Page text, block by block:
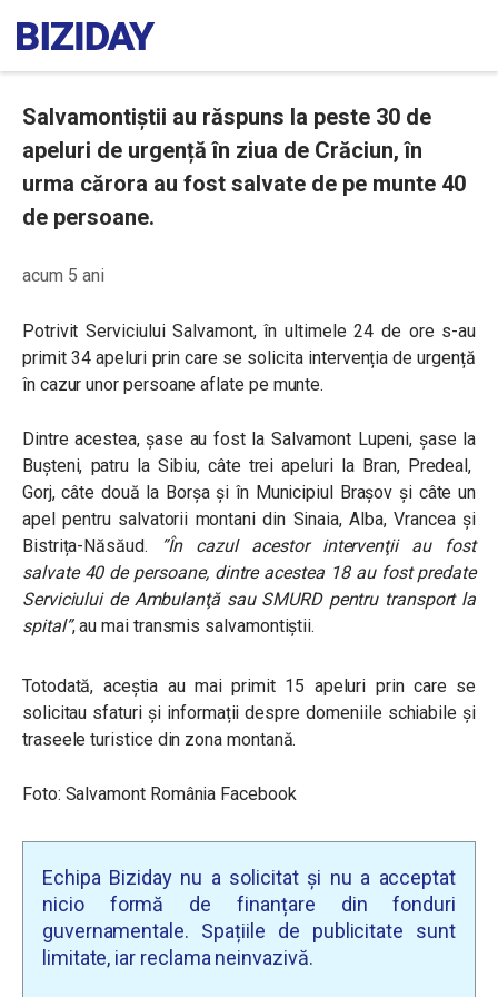
Salvamontiștii au răspuns la peste 30 de
apeluri de urgență în ziua de Crăciun, în
urma cărora au fost salvate de pe munte 40
de persoane.
acum 5 ani
Potrivit Serviciului Salvamont, în ultimele 24 de ore s-au
primit 34 apeluri prin care se solicita intervenția de urgență
în cazur unor persoane aflate pe munte.
Dintre acestea, șase au fost la Salvamont Lupeni, șase la
Bușteni, patru la Sibiu, câte trei apeluri la Bran, Predeal,
Gorj, câte două la Borşa şi în Municipiul Braşov şi câte un
apel pentru salvatorii montani din Sinaia, Alba, Vrancea şi
Bistrița-Năsăud.
”În cazul acestor intervenţii au fost
salvate 40 de persoane, dintre acestea 18 au fost predate
Serviciului de Ambulanţă sau SMURD pentru transport la
spital”, au mai transmis salvamontiştii.
Totodată, aceștia au mai primit 15 apeluri prin care se
solicitau sfaturi și informații despre domeniile schiabile și
traseele turistice din zona montană.
Foto: Salvamont România Facebook
Echipa Biziday nu a solicitat și nu a acceptat
nicio formă de finanțare din fonduri
guvernamentale. Spațiile de publicitate sunt
limitate, iar reclama neinvazivă.